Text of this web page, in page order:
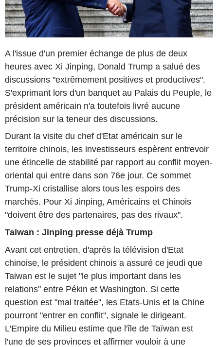
A l'issue d'un premier échange de plus de deux
heures avec Xi Jinping, Donald Trump a salué des
discussions "extrêmement positives et productives".
S'exprimant lors d'un banquet au Palais du Peuple, le
président américain n'a toutefois livré aucune
précision sur la teneur des discussions.
Durant la visite du chef d'Etat américain sur le
territoire chinois, les investisseurs espèrent entrevoir
une étincelle de stabilité par rapport au conflit moyen-
oriental qui entre dans son 76e jour. Ce sommet
Trump-Xi cristallise alors tous les espoirs des
marchés. Pour Xi Jinping, Américains et Chinois
"doivent être des partenaires, pas des rivaux".
Taiwan : Jinping presse déjà Trump
Avant cet entretien, d'après la télévision d'Etat
chinoise, le président chinois a assuré ce jeudi que
Taiwan est le sujet "le plus important dans les
relations" entre Pékin et Washington. Si cette
question est "mal traitée", les Etats-Unis et la Chine
pourront "entrer en conflit", signale le dirigeant.
L'Empire du Milieu estime que l'île de Taïwan est
l'une de ses provinces et affirmer vouloir à une